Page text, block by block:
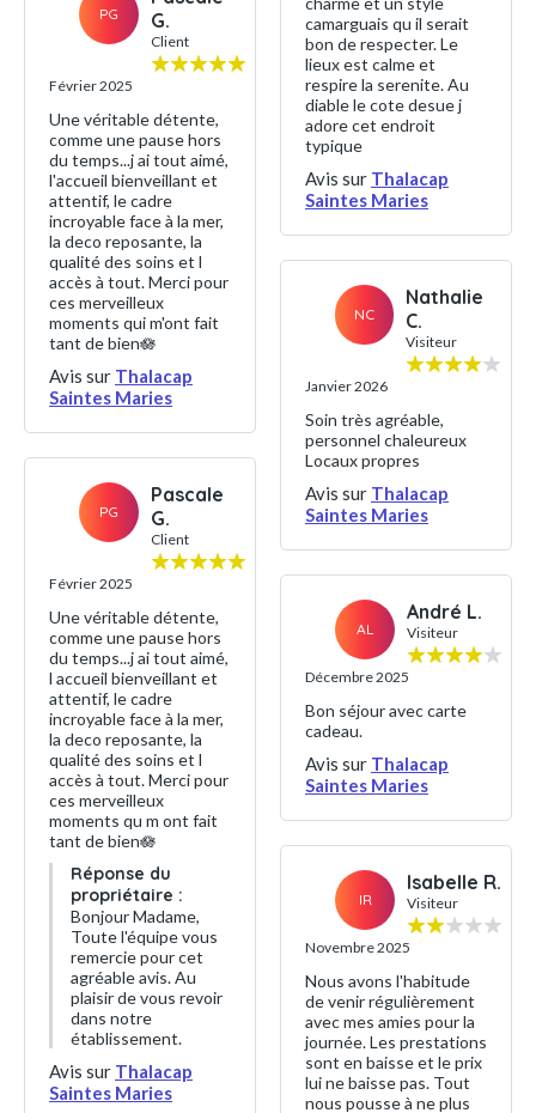
PG
G.
Client
Février 2025
Une véritable détente,
comme une pause hors
du temps...j ai tout aimé,
l'accueil bienveillant et
attentif, le cadre
incroyable face à la mer,
la deco reposante, la
qualité des soins et l
accès à tout. Merci pour
ces merveilleux
moments qui m'ont fait
tant de bien🪷
Avis sur Thalacap
Saintes Maries
PG
Pascale
G.
Client
Février 2025
Une véritable détente,
comme une pause hors
du temps...j ai tout aimé,
l accueil bienveillant et
attentif, le cadre
incroyable face à la mer,
la deco reposante, la
qualité des soins et l
accès à tout. Merci pour
ces merveilleux
moments qu m ont fait
tant de bien🪷
Réponse du
propriétaire :
Bonjour Madame,
Toute l'équipe vous
remercie pour cet
agréable avis. Au
plaisir de vous revoir
dans notre
établissement.
Avis sur Thalacap
Saintes Maries
camarguais qu il serait
bon de respecter. Le
lieux est calme et
respire la serenite. Au
diable le cote desue j
adore cet endroit
typique
Avis sur Thalacap
Saintes Maries
NC
Nathalie
C.
Visiteur
Janvier 2026
Soin très agréable,
personnel chaleureux
Locaux propres
Avis sur Thalacap
Saintes Maries
AL
André L.
Visiteur
Décembre 2025
Bon séjour avec carte
cadeau.
Avis sur Thalacap
Saintes Maries
IR
Isabelle R.
Visiteur
Novembre 2025
Nous avons l'habitude
de venir régulièrement
avec mes amies pour la
journée. Les prestations
sont en baisse et le prix
lui ne baisse pas. Tout
nous pousse à ne plus